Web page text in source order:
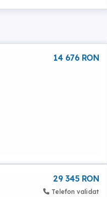
14 676 RON
29 345 RON
Telefon validat